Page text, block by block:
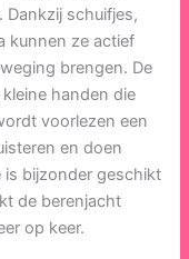
Dankzij schuifjes,
kunnen ze actief
brengen. De
handen die
voorlezen een
en doen
is bijzonder geschikt
de berenjacht
op keer.